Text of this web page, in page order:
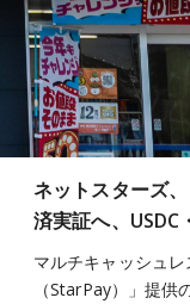
ネットスターズ
済実証へ、USDC
マルチキャッシュ
（StarPay）」提